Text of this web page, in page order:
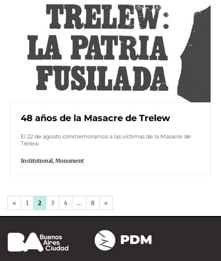
48 años de la Masacre de Trelew
El 22 de agosto conmemoramos a las víctimas de la Masacre de
Trelew.
Institutional, Monument
« 1 2 3 4 … 8 »